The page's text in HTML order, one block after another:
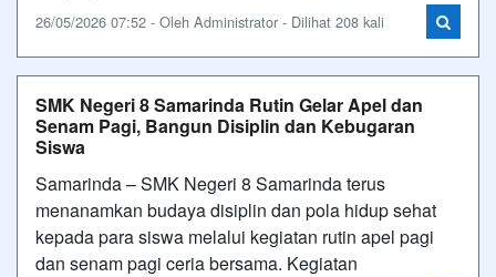
26/05/2026 07:52 - Oleh Administrator - Dilihat 208 kali
SMK Negeri 8 Samarinda Rutin Gelar Apel dan
Senam Pagi, Bangun Disiplin dan Kebugaran
Siswa
Samarinda – SMK Negeri 8 Samarinda terus
menanamkan budaya disiplin dan pola hidup sehat
kepada para siswa melalui kegiatan rutin apel pagi
dan senam pagi ceria bersama. Kegiatan